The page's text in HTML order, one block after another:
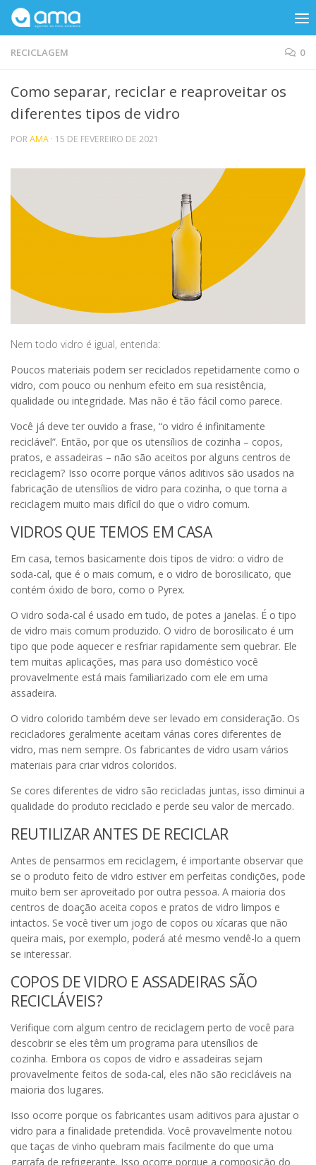
Skip to content
RECICLAGEM 0
Como separar, reciclar e reaproveitar os
diferentes tipos de vidro
PORAMA · 15 DE FEVEREIRO DE 2021
Nem todo vidro é igual, entenda:
Poucos materiais podem ser reciclados repetidamente como o
vidro, com pouco ou nenhum efeito em sua resistência,
qualidade ou integridade. Mas não é tão fácil como parece.
Você já deve ter ouvido a frase, “o vidro é infinitamente
reciclável”. Então, por que os utensílios de cozinha – copos,
pratos, e assadeiras – não são aceitos por alguns centros de
reciclagem? Isso ocorre porque vários aditivos são usados ​​na
fabricação de utensílios de vidro para cozinha, o que torna a
reciclagem muito mais difícil do que o vidro comum.
VIDROS QUE TEMOS EM CASA
Em casa, temos basicamente dois tipos de vidro: o vidro de
soda-cal, que é o mais comum, e o vidro de borosilicato, que
contém óxido de boro, como o Pyrex.
O vidro soda-cal é usado em tudo, de potes a janelas. É o tipo
de vidro mais comum produzido. O vidro de borosilicato é um
tipo que pode aquecer e resfriar rapidamente sem quebrar. Ele
tem muitas aplicações, mas para uso doméstico você
provavelmente está mais familiarizado com ele em uma
assadeira.
O vidro colorido também deve ser levado em consideração. Os
recicladores geralmente aceitam várias cores diferentes de
vidro, mas nem sempre. Os fabricantes de vidro usam vários
materiais para criar vidros coloridos.
Se cores diferentes de vidro são recicladas juntas, isso diminui a
qualidade do produto reciclado e perde seu valor de mercado.
REUTILIZAR ANTES DE RECICLAR
Antes de pensarmos em reciclagem, é importante observar que
se o produto feito de vidro estiver em perfeitas condições, pode
muito bem ser aproveitado por outra pessoa. A maioria dos
centros de doação aceita copos e pratos de vidro limpos e
intactos. Se você tiver um jogo de copos ou xícaras que não
queira mais, por exemplo, poderá até mesmo vendê-lo a quem
se interessar.
COPOS DE VIDRO E ASSADEIRAS SÃO
RECICLÁVEIS?
Verifique com algum centro de reciclagem perto de você para
descobrir se eles têm um programa para utensílios de
cozinha. Embora os copos de vidro e assadeiras sejam
provavelmente feitos de soda-cal, eles não são recicláveis na
maioria dos lugares.
Isso ocorre porque os fabricantes usam aditivos para ajustar o
vidro para a finalidade pretendida. Você provavelmente notou
que taças de vinho quebram mais facilmente do que uma
garrafa de refrigerante. Isso ocorre porque a composição do